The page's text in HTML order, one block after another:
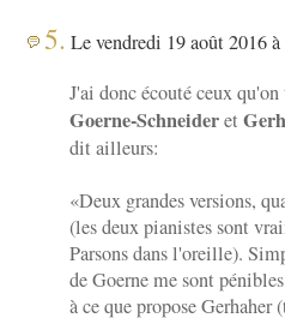
5. Le vendredi 19 août 2016
J'ai donc écouté ceux
Goerne-Schneideret
dit ailleurs:
«Deux grandes versions,
(les deux pianistes sont
Parsons dans l'oreille).
de Goerne me sont
à ce que propose